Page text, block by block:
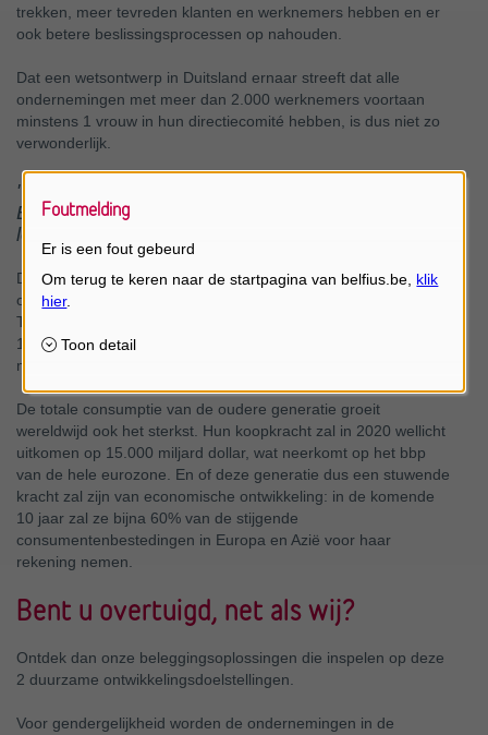
trekken, meer tevreden klanten en werknemers hebben en er
ook betere beslissingsprocessen op nahouden.
Dat een wetsontwerp in Duitsland ernaar streeft dat alle
ondernemingen met meer dan 2.000 werknemers voortaan
minstens 1 vrouw in hun directiecomité hebben, is dus niet zo
verwonderlijk.
"Doelstelling voor duurzame ontwikkeling nr. 3:
Een goede gezondheid en welzijn voor alle
leeftijden"
De wereldwijde bevolkingsgroep van 65-plussers groeide van
ongeveer 130 miljoen mensen in 1950 tot 700 miljoen in 2019.
Tegen 2050 zal hun aantal verdubbeld zijn tot 1,5 miljard ofwel
16% van de totale wereldbevolking. En tegen 2100 zullen er
meer dan 2,7 miljard 65-plussers zijn.
De totale consumptie van de oudere generatie groeit
wereldwijd ook het sterkst. Hun koopkracht zal in 2020 wellicht
uitkomen op 15.000 miljard dollar, wat neerkomt op het bbp
van de hele eurozone. En of deze generatie dus een stuwende
kracht zal zijn van economische ontwikkeling: in de komende
10 jaar zal ze bijna 60% van de stijgende
consumentenbestedingen in Europa en Azië voor haar
rekening nemen.
Bent u overtuigd, net als wij?
Ontdek dan onze beleggingsoplossingen die inspelen op deze
2 duurzame ontwikkelingsdoelstellingen.
Voor gendergelijkheid worden de ondernemingen in de
Foutmelding
Er is een fout gebeurd